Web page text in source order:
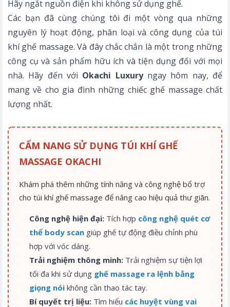
Hãy ngắt nguồn điện khi không sử dụng ghế.
Các bạn đã cùng chúng tôi đi một vòng qua những
nguyên lý hoạt động, phân loại và công dụng của túi
khí ghế massage. Và đây chắc chắn là một trong những
công cụ và sản phẩm hữu ích và tiện dụng đối với mọi
nhà. Hãy đến với Okachi Luxuryngay hôm nay, để
mang về cho gia đình những chiếc ghế massage chất
lượng nhất.
CẨM NANG SỬ DỤNG TÚI KHÍ GHẾ
MASSAGE OKACHI
Khám phá thêm những tính năng và công nghệ bổ trợ
cho túi khí ghế massage để nâng cao hiệu quả thư giãn.
Công nghệ hiện đại: Tích hợp công nghệ quét cơ
thể body scan giúp ghế tự động điều chỉnh phù
hợp với vóc dáng.
Trải nghiệm thông minh: Trải nghiệm sự tiện lợi
tối đa khi sử dụng ghế massage ra lệnh bằng
giọng nói không cần thao tác tay.
Bí quyết trị liệu: Tìm hiểu các huyệt vùng vai